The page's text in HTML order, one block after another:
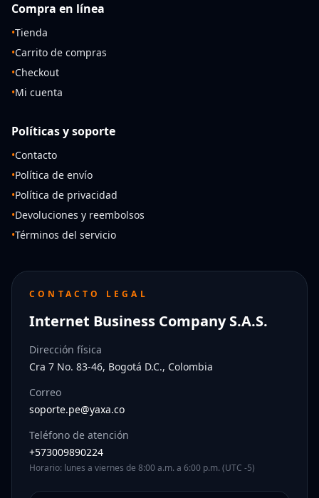
Compra en línea
•Tienda
•Carrito de compras
•Checkout
•Mi cuenta
Políticas y soporte
•Contacto
•Política de envío
•Política de privacidad
•Devoluciones y reembolsos
•Términos del servicio
CONTACTO LEGAL
Internet Business Company S.A.S.
Dirección física
Cra 7 No. 83-46, Bogotá D.C., Colombia
Correo
soporte.pe@yaxa.co
Teléfono de atención
+573009890224
Horario: lunes a viernes de 8:00 a.m. a 6:00 p.m. (UTC -5)